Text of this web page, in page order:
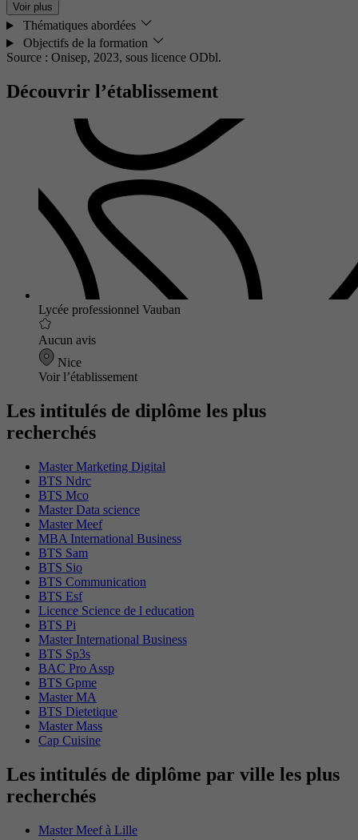
Voir plus
Thématiques abordées
Objectifs de la formation
Source : Onisep, 2023, sous licence ODbl.
Découvrir l’établissement
Lycée professionnel Vauban
Aucun avis
Nice
Voir l’établissement
Les intitulés de diplôme les plus
recherchés
Master Marketing Digital
BTS Ndrc
BTS Mco
Master Data science
Master Meef
MBA International Business
BTS Sam
BTS Sio
BTS Communication
BTS Esf
Licence Science de l education
BTS Pi
Master International Business
BTS Sp3s
BAC Pro Assp
BTS Gpme
Master MA
BTS Dietetique
Master Mass
Cap Cuisine
Les intitulés de diplôme par ville les plus
recherchés
Master Meef à Lille